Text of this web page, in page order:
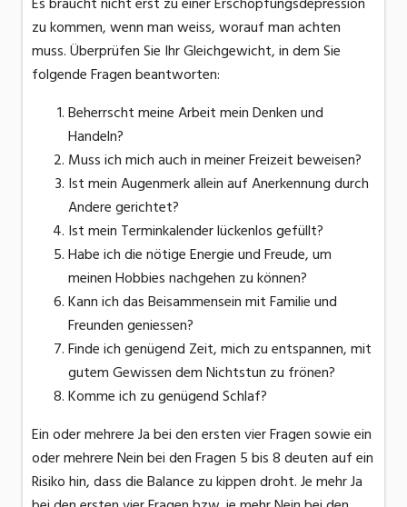
zu kommen, wenn man weiss, worauf man achten
muss. Überprüfen Sie Ihr Gleichgewicht, in dem Sie
folgende Fragen beantworten:
Beherrscht meine Arbeit mein Denken und
Handeln?
Muss ich mich auch in meiner Freizeit beweisen?
Ist mein Augenmerk allein auf Anerkennung durch
Andere gerichtet?
Ist mein Terminkalender lückenlos gefüllt?
Habe ich die nötige Energie und Freude, um
meinen Hobbies nachgehen zu können?
Kann ich das Beisammensein mit Familie und
Freunden geniessen?
Finde ich genügend Zeit, mich zu entspannen, mit
gutem Gewissen dem Nichtstun zu frönen?
Komme ich zu genügend Schlaf?
Ein oder mehrere Ja bei den ersten vier Fragen sowie ein
oder mehrere Nein bei den Fragen 5 bis 8 deuten auf ein
Risiko hin, dass die Balance zu kippen droht. Je mehr Ja